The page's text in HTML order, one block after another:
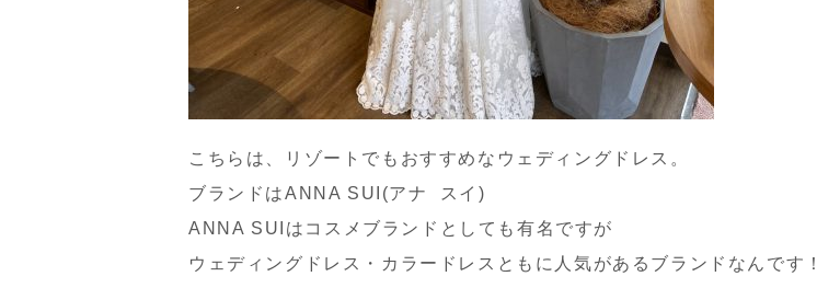
こちらは、リゾートでもおすすめなウェディングドレス。
ブランドはANNA SUI(アナ スイ)
ANNA SUIはコスメブランドとしても有名ですが
ウェディングドレス・カラードレスともに人気があるブランドなんです！